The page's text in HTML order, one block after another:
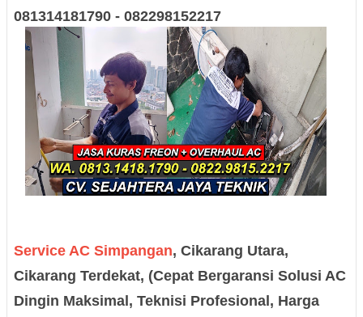
081314181790 - 082298152217
Service AC Simpangan, Cikarang Utara,
Cikarang Terdekat, (Cepat Bergaransi Solusi AC
Dingin Maksimal, Teknisi Profesional, Harga